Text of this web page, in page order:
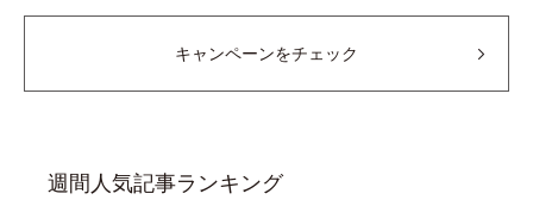
キャンペーンをチェック
週間人気記事ランキング